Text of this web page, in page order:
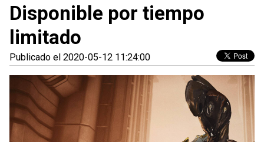
Disponible por tiempo
limitado
Publicado el 2020-05-12 11:24:00